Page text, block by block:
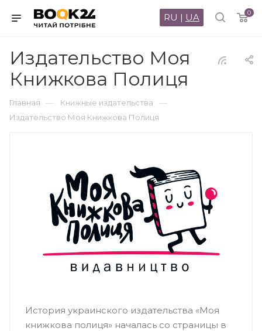
0
RU | UA
Издательство Моя
Книжкова Полиця
Главная — Книжные издательства —
Издательство Моя Книжкова Полиця
История украинского издательства «Моя
книжкова полиця» началась со страницы в